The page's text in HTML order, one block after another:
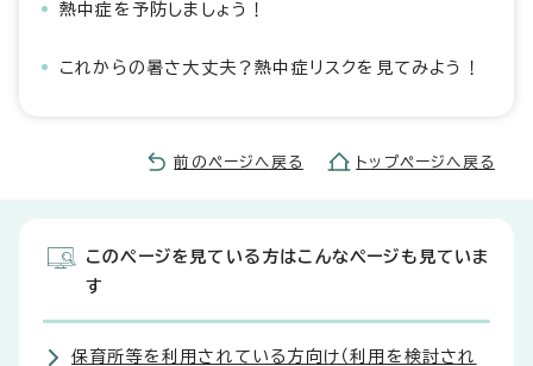
熱中症を予防しましょう！
これからの暑さ大丈夫？熱中症リスクを見てみよう！
前のページへ戻る トップページへ戻る
このページを見ている方はこんなページも見ていま
す
保育所等を利用されている方向け（利用を検討され